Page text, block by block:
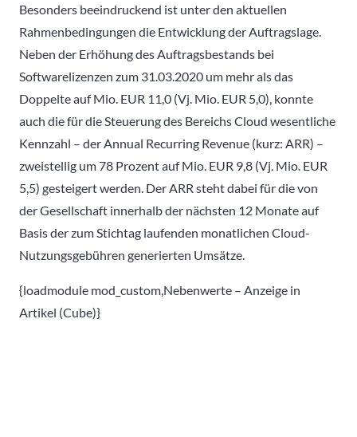
Besonders beeindruckend ist unter den aktuellen
Rahmenbedingungen die Entwicklung der Auftragslage.
Neben der Erhöhung des Auftragsbestands bei
Softwarelizenzen zum 31.03.2020 um mehr als das
Doppelte auf Mio. EUR 11,0 (Vj. Mio. EUR 5,0), konnte
auch die für die Steuerung des Bereichs Cloud wesentliche
Kennzahl – der Annual Recurring Revenue (kurz: ARR) –
zweistellig um 78 Prozent auf Mio. EUR 9,8 (Vj. Mio. EUR
5,5) gesteigert werden. Der ARR steht dabei für die von
der Gesellschaft innerhalb der nächsten 12 Monate auf
Basis der zum Stichtag laufenden monatlichen Cloud-
Nutzungsgebühren generierten Umsätze.
{loadmodule mod_custom,Nebenwerte – Anzeige in
Artikel (Cube)}